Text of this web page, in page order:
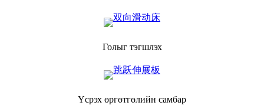
Голыг тэгшлэх
Үсрэх өргөтгөлийн самбар